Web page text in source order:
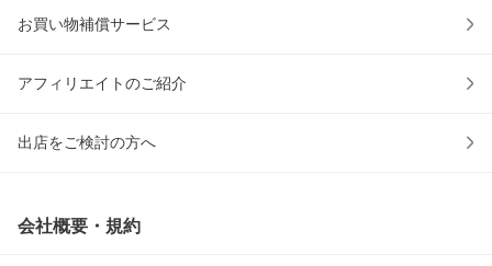
お買い物補償サービス
アフィリエイトのご紹介
出店をご検討の方へ
会社概要・規約